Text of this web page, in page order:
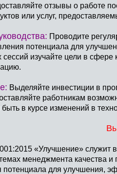
отзывы о работе
или услуг,
Проводите
потенциала для
изучайте цели в сфере
Выделяйте инвестиции в
работникам
в курсе изменений в
«Улучшение»
менеджмента качества
для улучшения,